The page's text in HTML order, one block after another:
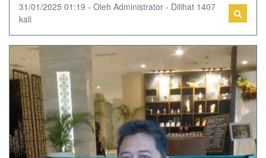
31/01/2025 01:19 - Oleh Administrator - Dilihat 1407
kali